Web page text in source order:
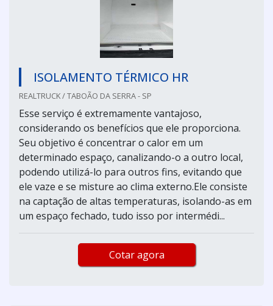
ISOLAMENTO TÉRMICO HR
REALTRUCK / TABOÃO DA SERRA - SP
Esse serviço é extremamente vantajoso,
considerando os benefícios que ele proporciona.
Seu objetivo é concentrar o calor em um
determinado espaço, canalizando-o a outro local,
podendo utilizá-lo para outros fins, evitando que
ele vaze e se misture ao clima externo.Ele consiste
na captação de altas temperaturas, isolando-as em
um espaço fechado, tudo isso por intermédi...
Cotar agora